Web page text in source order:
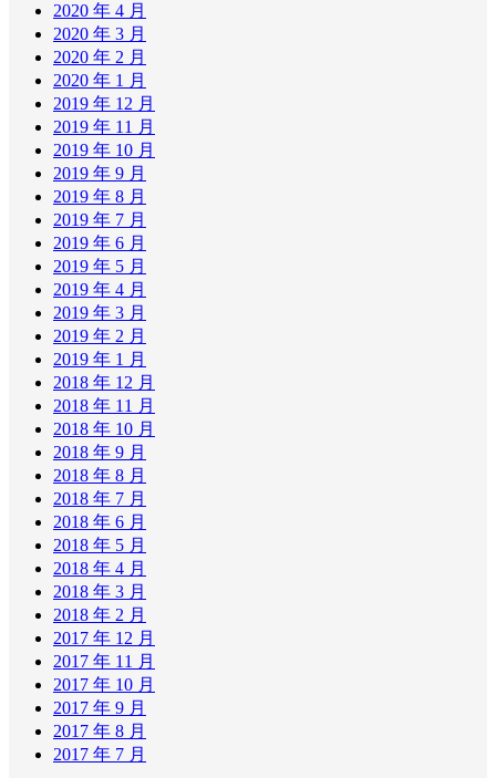
2020 年 4 月
2020 年 3 月
2020 年 2 月
2020 年 1 月
2019 年 12 月
2019 年 11 月
2019 年 10 月
2019 年 9 月
2019 年 8 月
2019 年 7 月
2019 年 6 月
2019 年 5 月
2019 年 4 月
2019 年 3 月
2019 年 2 月
2019 年 1 月
2018 年 12 月
2018 年 11 月
2018 年 10 月
2018 年 9 月
2018 年 8 月
2018 年 7 月
2018 年 6 月
2018 年 5 月
2018 年 4 月
2018 年 3 月
2018 年 2 月
2017 年 12 月
2017 年 11 月
2017 年 10 月
2017 年 9 月
2017 年 8 月
2017 年 7 月